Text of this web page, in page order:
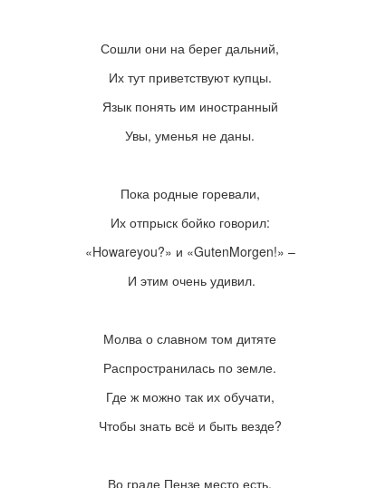
Сошли они на берег дальний,
Их тут приветствуют купцы.
Язык понять им иностранный
Увы, уменья не даны.
Пока родные горевали,
Их отпрыск бойко говорил:
«Howareyou?» и «GutenMorgen!» –
И этим очень удивил.
Молва о славном том дитяте
Распространилась по земле.
Где ж можно так их обучати,
Чтобы знать всё и быть везде?
Во граде Пензе место есть,